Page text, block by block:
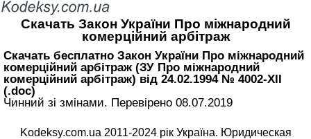
Скачать Закон України Про міжнародний
комерційний арбітраж
Скачать бесплатно Закон України Про міжнародний
комерційний арбітраж (ЗУ Про міжнародний
комерційний арбітраж) від 24.02.1994 № 4002-XII
(.doc)
Чинний зі змінами. Перевірено 08.07.2019
Kodeksy.com.ua 2011-2024 рік Україна. Юридическая